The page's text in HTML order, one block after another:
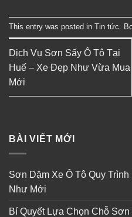
This entry was posted in Tin tức.
Dịch Vụ Sơn Sấy Ô Tô Tại
Huế – Xe Đẹp Như Vừa Mua
Mới
BÀI VIẾT MỚI
Sơn Dặm Xe Ô Tô Quy
Như Mới
Bí Quyết Lựa Chọn Chỗ